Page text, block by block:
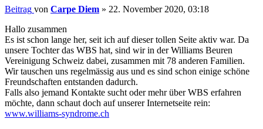
Beitrag von Carpe Diem » 22. November 2020, 03:18
Hallo zusammen
Es ist schon lange her, seit ich auf dieser tollen Seite aktiv war. Da
unsere Tochter das WBS hat, sind wir in der Williams Beuren
Vereinigung Schweiz dabei, zusammen mit 78 anderen Familien.
Wir tauschen uns regelmässig aus und es sind schon einige schöne
Freundschaften entstanden dadurch.
Falls also jemand Kontakte sucht oder mehr über WBS erfahren
möchte, dann schaut doch auf unserer Internetseite rein:
www.williams-syndrome.ch